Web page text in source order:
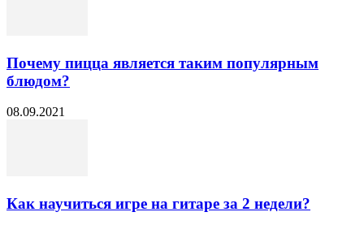
Почему пицца является таким популярным
блюдом?
08.09.2021
Как научиться игре на гитаре за 2 недели?